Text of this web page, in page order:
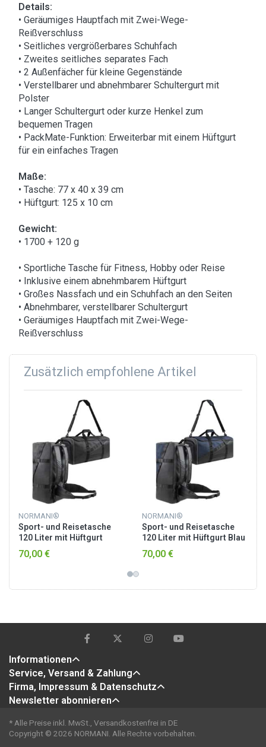
Details:
• Geräumiges Hauptfach mit Zwei-Wege-
Reißverschluss
• Seitliches vergrößerbares Schuhfach
• Zweites seitliches separates Fach
• 2 Außenfächer für kleine Gegenstände
• Verstellbarer und abnehmbarer Schultergurt mit
Polster
• Langer Schultergurt oder kurze Henkel zum
bequemen Tragen
• PackMate-Funktion: Erweiterbar mit einem Hüftgurt
für ein einfaches Tragen
Maße:
• Tasche: 77 x 40 x 39 cm
• Hüftgurt: 125 x 10 cm
Gewicht:
• 1700 + 120 g
• Sportliche Tasche für Fitness, Hobby oder Reise
• Inklusive einem abnehmbarem Hüftgurt
• Großes Nassfach und ein Schuhfach an den Seiten
• Abnehmbarer, verstellbarer Schultergurt
• Geräumiges Hauptfach mit Zwei-Wege-
Reißverschluss
Zusätzlich empfohlene Artikel
NORMANI®
Sport- und Reisetasche
120 Liter mit Hüftgurt
Schwarz
70,00 €
NORMANI®
Sport- und Reisetasche
120 Liter mit Hüftgurt Blau
70,00 €
Informationen
Service, Versand & Zahlung
Firma, Impressum & Datenschutz
Newsletter abonnieren
* Alle Preise inkl. MwSt., Versandkostenfrei in DE
Copyright © 2026 NORMANI. Alle Rechte vorbehalten.